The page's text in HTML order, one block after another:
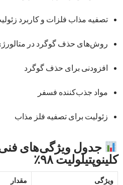
تصفیه مذاب فلزات و کاربرد
روش‌های حذف گوگرد در
افزودنی برای حذف گوگرد
مواد جذب‌کننده فسفر
زئولیت برای تصفیه فلز مذاب
جدول ویژگی‌های
کلینوپتیلولیت ۹۸٪
ویژگی مقدار